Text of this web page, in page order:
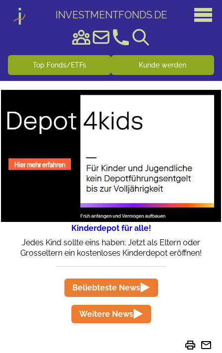
INVESTMENTFONDS.DE
Top Fonds/ETFs Kunde werden
Kinderdepot für alle!
Jedes Kind sollte eins haben: Jetzt als Eltern oder
Grosseltern ein kostenloses Kinderdepot eröffnen!
Beliebteste News
Weitere News
print mail